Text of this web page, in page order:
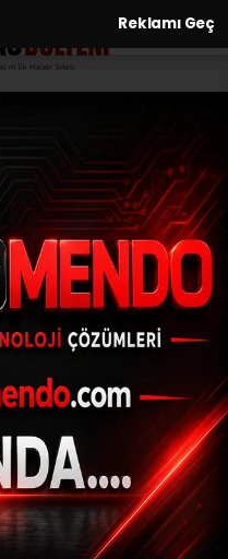
Reklamı Geç
Haniye için
namazı
- 19:30, Güncelleme: 31.07.2024
için dua ve gıyabi
ABONE OL